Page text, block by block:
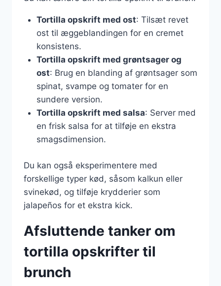
Tortilla opskrift med ost: Tilsæt revet
ost til æggeblandingen for en cremet
konsistens.
Tortilla opskrift med grøntsager og
ost: Brug en blanding af grøntsager som
spinat, svampe og tomater for en
sundere version.
Tortilla opskrift med salsa: Server med
en frisk salsa for at tilføje en ekstra
smagsdimension.
Du kan også eksperimentere med
forskellige typer kød, såsom kalkun eller
svinekød, og tilføje krydderier som
jalapeños for et ekstra kick.
Afsluttende tanker om
tortilla opskrifter til
brunch